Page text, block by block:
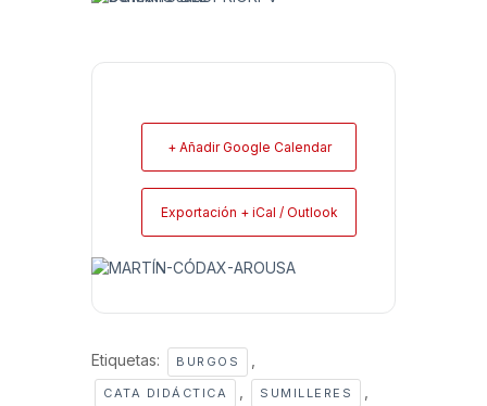
+ Añadir Google Calendar
Exportación + iCal / Outlook
Etiquetas: BURGOS
CATA DIDÁCTICA SUMILLERES